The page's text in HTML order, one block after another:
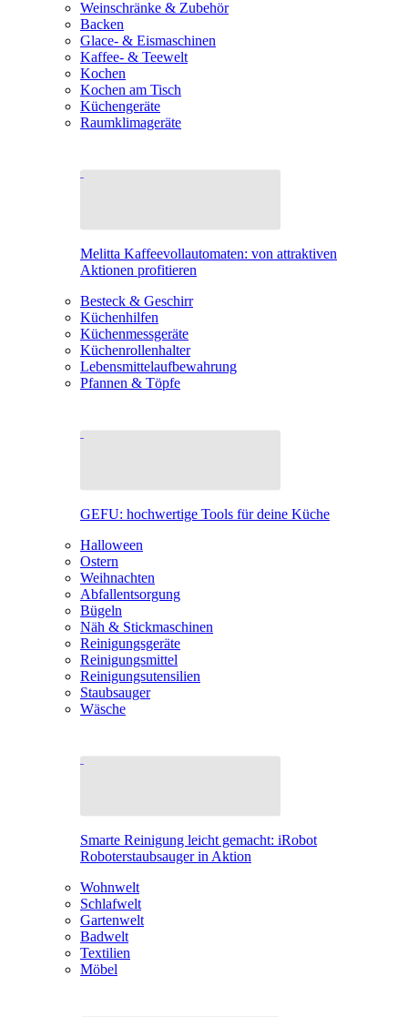
Weinschränke & Zubehör
Backen
Glace- & Eismaschinen
Kaffee- & Teewelt
Kochen
Kochen am Tisch
Küchengeräte
Raumklimageräte
Melitta Kaffeevollautomaten: von attraktiven
Aktionen profitieren
Besteck & Geschirr
Küchenhilfen
Küchenmessgeräte
Küchenrollenhalter
Lebensmittelaufbewahrung
Pfannen & Töpfe
GEFU: hochwertige Tools für deine Küche
Halloween
Ostern
Weihnachten
Abfallentsorgung
Bügeln
Näh & Stickmaschinen
Reinigungsgeräte
Reinigungsmittel
Reinigungsutensilien
Staubsauger
Wäsche
Smarte Reinigung leicht gemacht: iRobot
Roboterstaubsauger in Aktion
Wohnwelt
Schlafwelt
Gartenwelt
Badwelt
Textilien
Möbel